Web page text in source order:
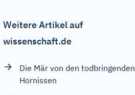
Weitere Artikel auf
wissenschaft.de
Die Mär von den todbringenden
Hornissen